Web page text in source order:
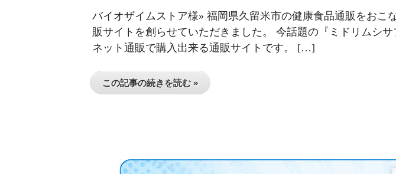
バイオザイムストア様» 福岡県久留米市の健康食品通販をおこ
販サイトを創らせていただきました。 今話題の『ミドリムシ
ネット通販で購入出来る通販サイトです。 […]
この記事の続きを読む »